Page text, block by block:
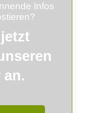
Infos
jetzt
an.